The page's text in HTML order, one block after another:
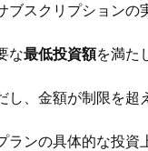
ブスクリプションの
な最低投資額を満た
し、金額が制限を超
ランの具体的な投資